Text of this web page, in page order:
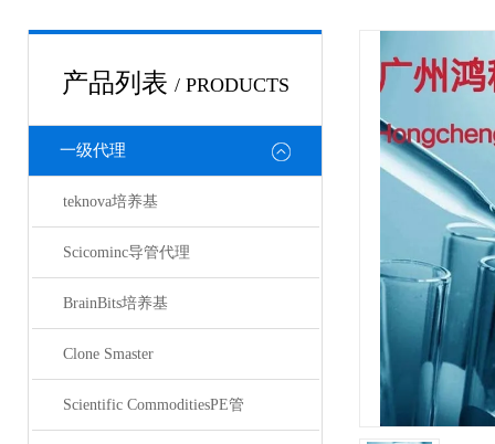
产品列表 / PRODUCTS
一级代理
teknova培养基
Scicominc导管代理
BrainBits培养基
Clone Smaster
Scientific CommoditiesPE管